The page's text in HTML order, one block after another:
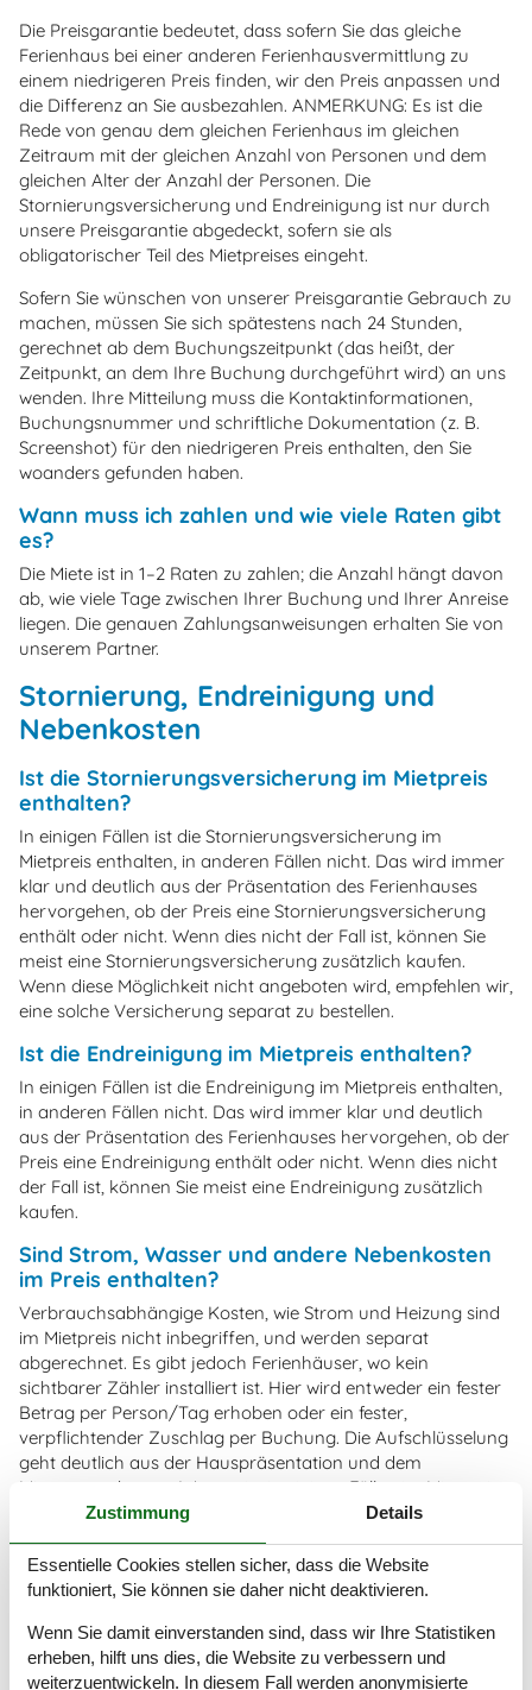
Die Preisgarantie bedeutet, dass sofern Sie das gleiche
Ferienhaus bei einer anderen Ferienhausvermittlung zu
einem niedrigeren Preis finden, wir den Preis anpassen und
die Differenz an Sie ausbezahlen. ANMERKUNG: Es ist die
Rede von genau dem gleichen Ferienhaus im gleichen
Zeitraum mit der gleichen Anzahl von Personen und dem
gleichen Alter der Anzahl der Personen. Die
Stornierungsversicherung und Endreinigung ist nur durch
unsere Preisgarantie abgedeckt, sofern sie als
obligatorischer Teil des Mietpreises eingeht.
Sofern Sie wünschen von unserer Preisgarantie Gebrauch zu
machen, müssen Sie sich spätestens nach 24 Stunden,
gerechnet ab dem Buchungszeitpunkt (das heißt, der
Zeitpunkt, an dem Ihre Buchung durchgeführt wird) an uns
wenden. Ihre Mitteilung muss die Kontaktinformationen,
Buchungsnummer und schriftliche Dokumentation (z. B.
Screenshot) für den niedrigeren Preis enthalten, den Sie
woanders gefunden haben.
Wann muss ich zahlen und wie viele Raten gibt
es?
Die Miete ist in 1–2 Raten zu zahlen; die Anzahl hängt davon
ab, wie viele Tage zwischen Ihrer Buchung und Ihrer Anreise
liegen. Die genauen Zahlungsanweisungen erhalten Sie von
unserem Partner.
Stornierung, Endreinigung und
Nebenkosten
Ist die Stornierungsversicherung im Mietpreis
enthalten?
In einigen Fällen ist die Stornierungsversicherung im
Mietpreis enthalten, in anderen Fällen nicht. Das wird immer
klar und deutlich aus der Präsentation des Ferienhauses
hervorgehen, ob der Preis eine Stornierungsversicherung
enthält oder nicht. Wenn dies nicht der Fall ist, können Sie
meist eine Stornierungsversicherung zusätzlich kaufen.
Wenn diese Möglichkeit nicht angeboten wird, empfehlen wir,
eine solche Versicherung separat zu bestellen.
Ist die Endreinigung im Mietpreis enthalten?
In einigen Fällen ist die Endreinigung im Mietpreis enthalten,
in anderen Fällen nicht. Das wird immer klar und deutlich
aus der Präsentation des Ferienhauses hervorgehen, ob der
Preis eine Endreinigung enthält oder nicht. Wenn dies nicht
der Fall ist, können Sie meist eine Endreinigung zusätzlich
kaufen.
Sind Strom, Wasser und andere Nebenkosten
im Preis enthalten?
Verbrauchsabhängige Kosten, wie Strom und Heizung sind
im Mietpreis nicht inbegriffen, und werden separat
abgerechnet. Es gibt jedoch Ferienhäuser, wo kein
sichtbarer Zähler installiert ist. Hier wird entweder ein fester
Betrag per Person/Tag erhoben oder ein fester,
verpflichtender Zuschlag per Buchung. Die Aufschlüsselung
geht deutlich aus der Hauspräsentation und dem
Mietvertrag hervor. Wasser ist in einigen Fällen im Mietpreis
inbegriffen, oder es wird separat abgerechnet.
Kaution
Kaution?
Der Kautionsbetrag gilt als Sicherheit für die Zahlung von
Zustimmung Details
Essentielle Cookies stellen sicher, dass die Website
funktioniert, Sie können sie daher nicht deaktivieren.
Wenn Sie damit einverstanden sind, dass wir Ihre Statistiken
erheben, hilft uns dies, die Website zu verbessern und
weiterzuentwickeln. In diesem Fall werden anonymisierte